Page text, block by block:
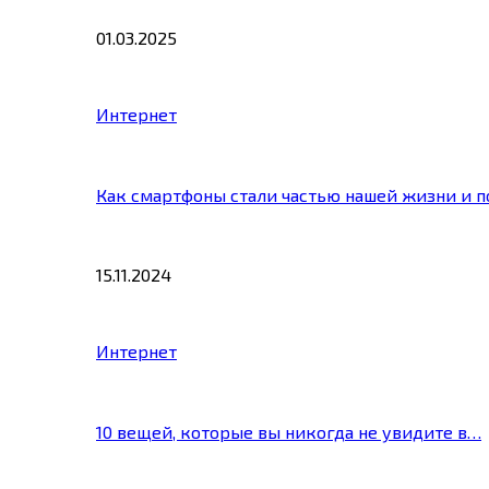
01.03.2025
Интернет
Как смартфоны стали частью нашей жизни и
15.11.2024
Интернет
10 вещей, которые вы никогда не увидите в…